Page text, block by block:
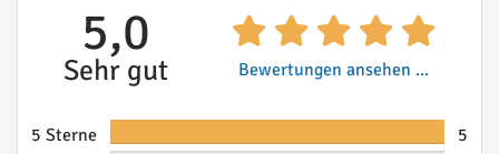
5,0
Sehr gut Bewertungen ansehen ...
5 Sterne
5